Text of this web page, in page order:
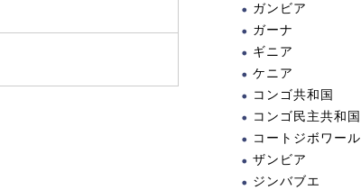
ガンビア
ガーナ
ギニア
ケニア
コンゴ共和国
コンゴ民主共和国
コートジボワール
ザンビア
ジンバブエ